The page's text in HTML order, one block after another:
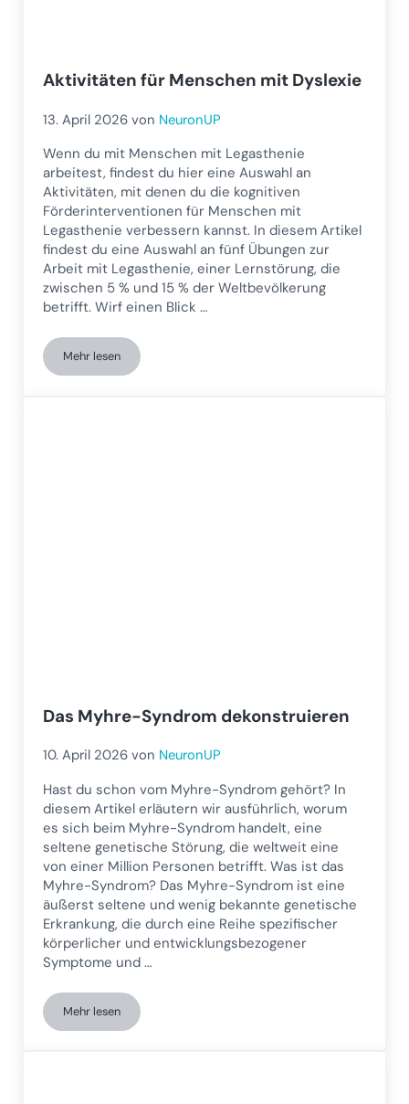
Aktivitäten für Menschen mit Dyslexie
13. April 2026 von NeuronUP
Wenn du mit Menschen mit Legasthenie
arbeitest, findest du hier eine Auswahl an
Aktivitäten, mit denen du die kognitiven
Förderinterventionen für Menschen mit
Legasthenie verbessern kannst. In diesem Artikel
findest du eine Auswahl an fünf Übungen zur
Arbeit mit Legasthenie, einer Lernstörung, die
zwischen 5 % und 15 % der Weltbevölkerung
betrifft. Wirf einen Blick …
Mehr lesenAktivitäten für Menschen mit Dyslexie
Das Myhre-Syndrom dekonstruieren
10. April 2026 von NeuronUP
Hast du schon vom Myhre-Syndrom gehört? In
diesem Artikel erläutern wir ausführlich, worum
es sich beim Myhre-Syndrom handelt, eine
seltene genetische Störung, die weltweit eine
von einer Million Personen betrifft. Was ist das
Myhre-Syndrom? Das Myhre-Syndrom ist eine
äußerst seltene und wenig bekannte genetische
Erkrankung, die durch eine Reihe spezifischer
körperlicher und entwicklungsbezogener
Symptome und …
Mehr lesenDas Myhre-Syndrom dekonstruieren